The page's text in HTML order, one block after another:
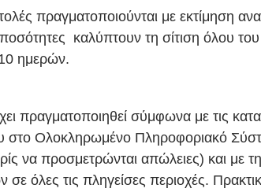
πραγματοποιούνται με εκτίμηση
καλύπτουν τη σίτιση όλου
ημερών.
πραγματοποιηθεί σύμφωνα με τις
στο Ολοκληρωμένο Πληροφοριακό
να προσμετρώνται απώλειες) και με
όλες τις πληγείσες περιοχές.